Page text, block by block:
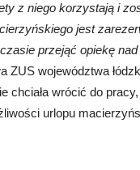
z niego korzystają i
jest
przejąć opiekę
ZUS województwa
chciała wrócić do
urlopu